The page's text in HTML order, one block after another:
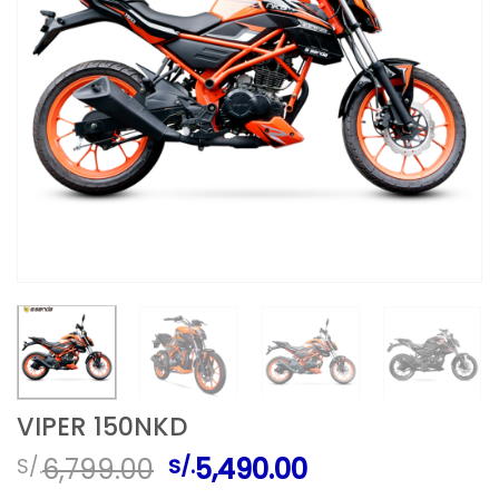
VIPER 150NKD
S/.6,799.00 El
S/.5,490.00El